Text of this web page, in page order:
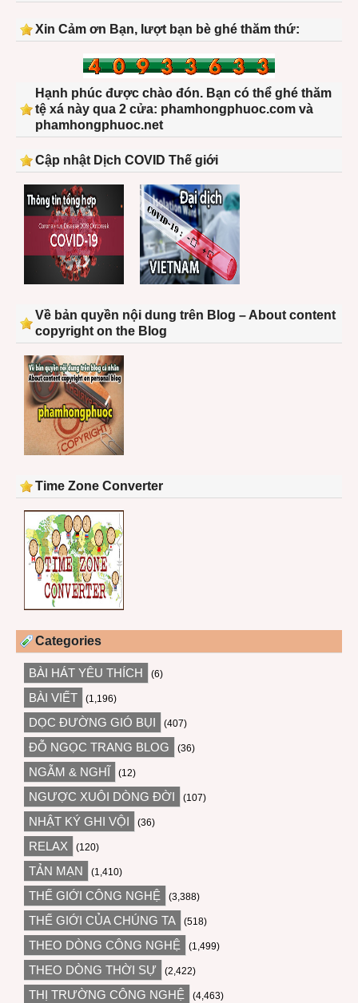
Xin Cảm ơn Bạn, lượt bạn bè ghé thăm thứ:
Hạnh phúc được chào đón. Bạn có thể ghé thăm
tệ xá này qua 2 cửa: phamhongphuoc.com và
phamhongphuoc.net
Cập nhật Dịch COVID Thế giới
Về bản quyền nội dung trên Blog – About content
copyright on the Blog
Time Zone Converter
Categories
BÀI HÁT YÊU THÍCH (6)
BÀI VIẾT (1,196)
DỌC ĐƯỜNG GIÓ BỤI (407)
ĐỖ NGỌC TRANG BLOG (36)
NGẪM & NGHĨ (12)
NGƯỢC XUÔI DÒNG ĐỜI (107)
NHẬT KÝ GHI VỘI (36)
RELAX (120)
TẢN MẠN (1,410)
THẾ GIỚI CÔNG NGHỆ (3,388)
THẾ GIỚI CỦA CHÚNG TA (518)
THEO DÒNG CÔNG NGHỆ (1,499)
THEO DÒNG THỜI SỰ (2,422)
THỊ TRƯỜNG CÔNG NGHỆ (4,463)